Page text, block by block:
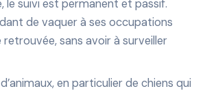
le suivi est permanent et passif.
de vaquer à ses occupations
sans avoir à surveiller
en particulier de chiens qui